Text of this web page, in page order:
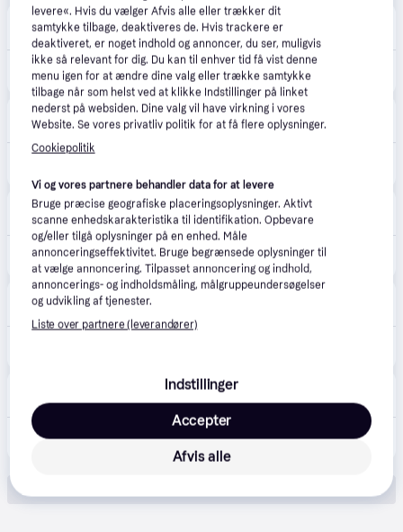
Proshop.dk (1280)
Fri fragt,1 dag
Samsung Galaxy S26+ 512GB/12GB - Sky Blue 11.499 kr.
Eller 3 betalinger af 3.833 kr.
Samsung
Fri fragt,2-3 dage
Komplett.dk 4.6(249)
Fri fragt,2-6 dage
Samsung Galaxy S26+ 512GB (sky blue) 11.499 kr.
Punkt1
48 kr. fragt
4.3(42)
49 kr. fragt,1-2 dage
Samsung Galaxy S26 Plus 5G smartphone 12/512GB (sky blue) 11.499 kr.
levere«. Hvis du vælger Afvis alle eller trækker dit
samtykke tilbage, deaktiveres de. Hvis trackere er
deaktiveret, er noget indhold og annoncer, du ser, muligvis
ikke så relevant for dig. Du kan til enhver tid få vist denne
menu igen for at ændre dine valg eller trække samtykke
tilbage når som helst ved at klikke Indstillinger på linket
nederst på websiden. Dine valg vil have virkning i vores
Website. Se vores privatliv politik for at få flere oplysninger.
Cookiepolitik
Vi og vores partnere behandler data for at levere
Bruge præcise geografiske placeringsoplysninger. Aktivt
scanne enhedskarakteristika til identifikation. Opbevare
og/eller tilgå oplysninger på en enhed. Måle
annonceringseffektivitet. Bruge begrænsede oplysninger til
at vælge annoncering. Tilpasset annoncering og indhold,
annoncerings- og indholdsmåling, målgruppeundersøgelser
og udvikling af tjenester.
Liste over partnere (leverandører)
Indstillinger
Afvis alle
Accepter